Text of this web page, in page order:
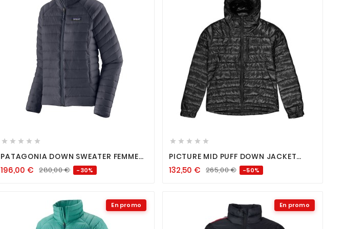

    
PATAGONIA DOWN SWEATER FEMME
196,00€ 280,00€ -30%
 
    
PICTURE MID PUFF DOWN JACKET
132,50€ 265,00€ -50%
En promo En promo